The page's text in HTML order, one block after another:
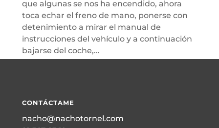
que algunas se nos ha encendido, ahora
toca echar el freno de mano, ponerse con
detenimiento a mirar el manual de
instrucciones del vehículo y a continuación
bajarse del coche,...
CONTÁCTAME
nacho@nachotornel.com